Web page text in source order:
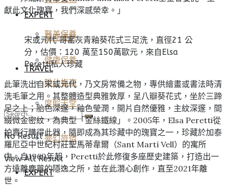
醫美保養
TRAVEL
度假天堂
夢幻旅宿
EXPERT
EXPERT
星座運勢
健康保養
雅仕指南
No Result
View All Result
獻此文化瑰寶，我們深感榮幸。」
宋或元代 哥窰灰青釉葵花式三足洗，直徑21 公
分，估價：120 萬至150萬歐元，來自Elsa
Peretti私人珍藏
此筆洗出自宋或元代，乃文房常備之物，專供繪畫或書法時清
洗毛筆之用。其整體造型典雅敦厚，呈八瓣葵花式，坐於三蹄
足之上；胎色深邃，釉色瑩潤，開片自然優雅，主紋深邃，間
綴微金密紋，為典型「金絲鐵線」。2005年，Elsa Peretti從
拍賣行購得此器，隨即成為其珍藏中的瑰寶之一，珍藏於加泰
羅尼亞中世紀村莊聖馬蒂韋爾（Sant Martí Vell）的寓所
中。自1969年起，Peretti於此修復多座歷史建築，打造出一
方遠離塵囂的隱逸之所，並在此潛心創作，直至2021年離
世。